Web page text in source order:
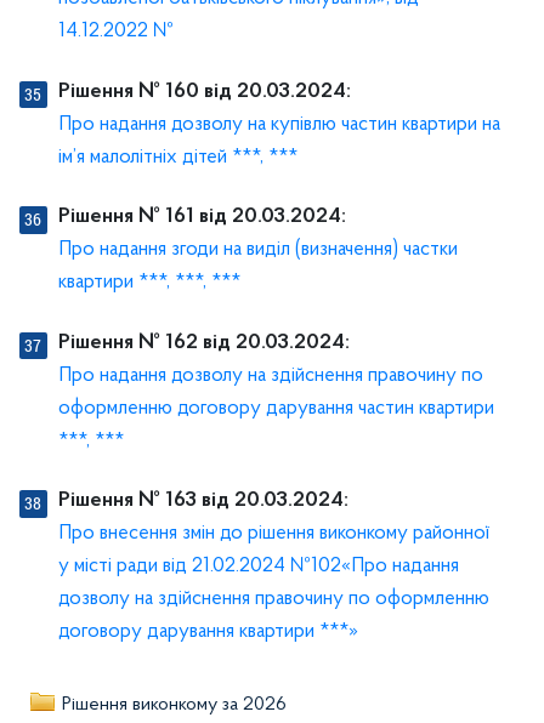
14.12.2022 №
Рішення № 160 від 20.03.2024:
Про надання дозволу на купівлю частин квартири на
ім’я малолітніх дітей ***, ***
Рішення № 161 від 20.03.2024:
Про надання згоди на виділ (визначення) частки
квартири ***, ***, ***
Рішення № 162 від 20.03.2024:
Про надання дозволу на здійснення правочину по
оформленню договору дарування частин квартири
***, ***
Рішення № 163 від 20.03.2024:
Про внесення змін до рішення виконкому районної
у місті ради від 21.02.2024 №102«Про надання
дозволу на здійснення правочину по оформленню
договору дарування квартири ***»
Рішення виконкому за 2026